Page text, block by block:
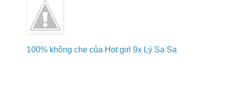
100% không che của Hot girl 9x Lý Sa Sa